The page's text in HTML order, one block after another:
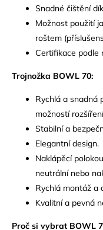
Snadné čištění
Možnost použití
roštem
Certifikace podle
Trojnožka BOWL 70:
Rychlá a snadná
možností
Stabilní a
Elegantní design.
Naklápěcí
neutrální nebo
Rychlá montáž a
Kvalitní a pevná
Proč si vybrat BOWL